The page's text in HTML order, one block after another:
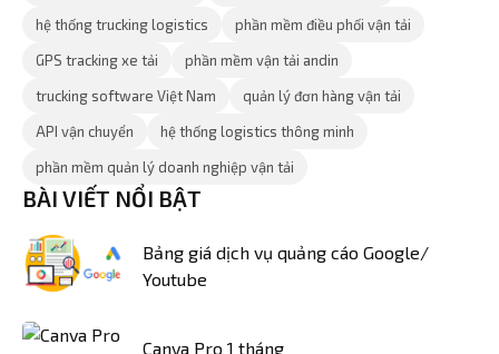
hệ thống trucking logistics
phần mềm điều phối vận tải
GPS tracking xe tải
phần mềm vận tải andin
trucking software Việt Nam
quản lý đơn hàng vận tải
API vận chuyển
hệ thống logistics thông minh
phần mềm quản lý doanh nghiệp vận tải
BÀI VIẾT NỔI BẬT
Bảng giá dịch vụ quảng cáo Google/
Youtube
Canva Pro 1 tháng